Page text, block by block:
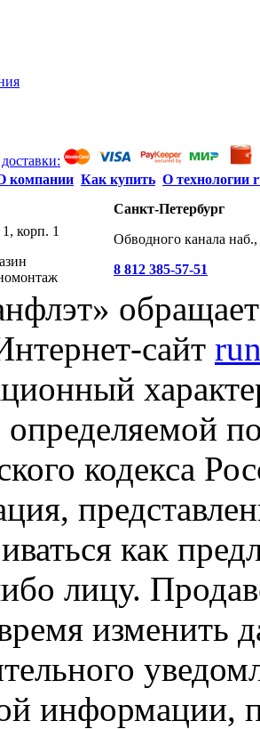
компании Как купить О технологии
корп. 1
Санкт-Петербург
Обводного канала
8 812 385-57-51
сайт
кодекса
как
лицу.
изменить
информации,